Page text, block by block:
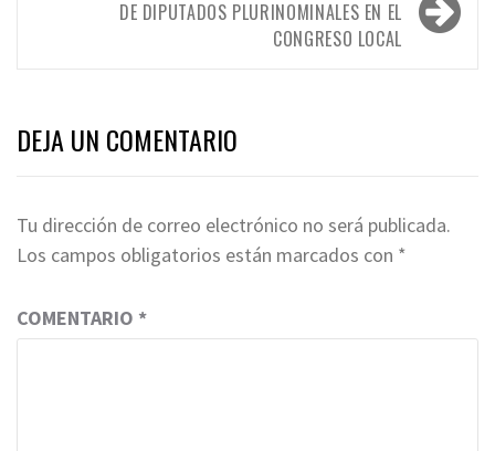
DE DIPUTADOS PLURINOMINALES EN EL
CONGRESO LOCAL
DEJA UN COMENTARIO
Tu dirección de correo electrónico no será publicada.
Los campos obligatorios están marcados con *
COMENTARIO *